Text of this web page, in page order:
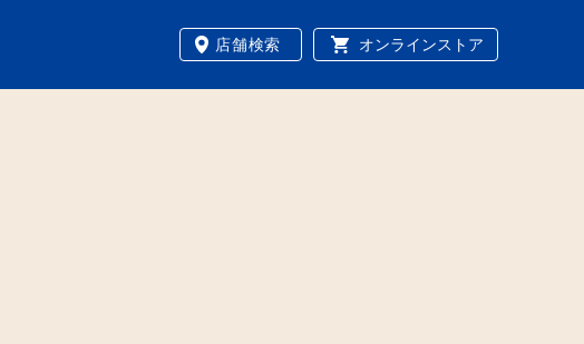
店舗検索 オンラインストア